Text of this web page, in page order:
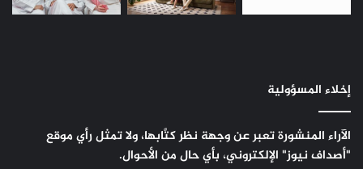
إخلاء المسؤولية
الآراء المنشورة تعبر عن وجهة نظر كتَّابها، ولا تمثل رأي موقع
"أصداف نيوز" الإلكتروني، بأي حال من الأحوال.